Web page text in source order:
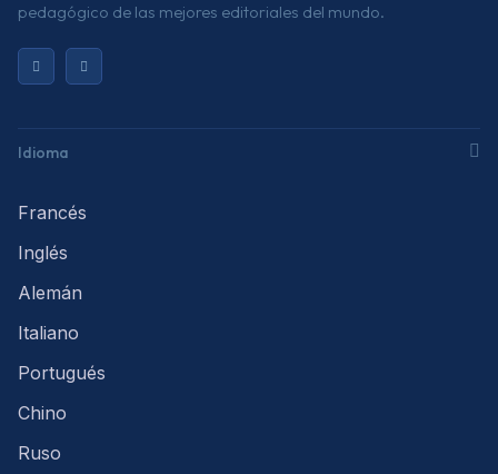
pedagógico de las mejores editoriales del mundo.
Idioma
Francés
Inglés
Alemán
Italiano
Portugués
Chino
Ruso